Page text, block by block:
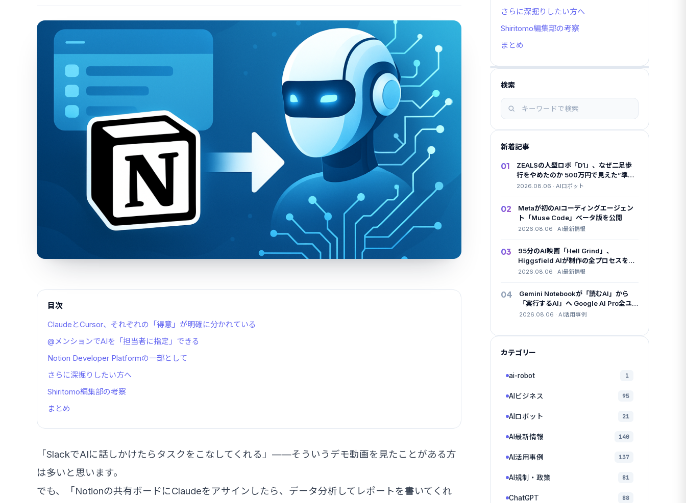
目次
ClaudeとCursor、それぞれの「得意」が明確に分かれている
@メンションでAIを「担当者に指定」できる
Notion Developer Platformの一部として
さらに深掘りしたい方へ
Shiritomo編集部の考察
まとめ
「SlackでAIに話しかけたらタスクをこなしてくれる」——そういうデモ動画を見たことがある方
は多いと思います。
でも、「Notionの共有ボードにClaudeをアサインしたら、データ分析してレポートを書いてくれ
さらに深掘りしたい方へ
Shiritomo編集部の考察
まとめ
検索
記
事
を
検
新着記事
01
ZEALSの人型ロボ「D1」、なぜ二足歩
行をやめたのか 500万円で見えた”準国
産”の勝算
2026.08.06 · AIロボット
02
Metaが初のAIコーディングエージェン
ト「Muse Code」ベータ版を公開
2026.08.06 · AI最新情報
03
95分のAI映画「Hell Grind」、
Higgsfield AIが制作の全プロセスを無
料公開
2026.08.06 · AI最新情報
04
Gemini Notebookが「読むAI」から
「実行するAI」へ Google AI Pro全ユ
ーザー展開で変わったこと
2026.08.06 · AI活用事例
カテゴリー
ai-robot 1
AIビジネス 95
AIロボット 21
AI最新情報 140
AI活用事例 137
AI規制・政策 81
ChatGPT 88